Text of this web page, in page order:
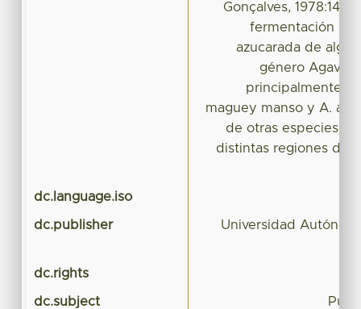
Gonçalves, 1978:14)
fermentación del
azucarada de
género Agave
principalmente
maguey manso y A.
de otras especies
distintas regiones del
dc.language.iso
dc.publisher Universidad
dc.rights
dc.subject